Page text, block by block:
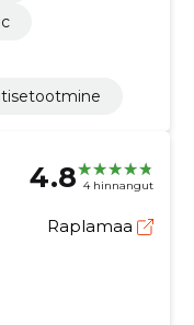
4.8 4 hinnangut
Raplamaa